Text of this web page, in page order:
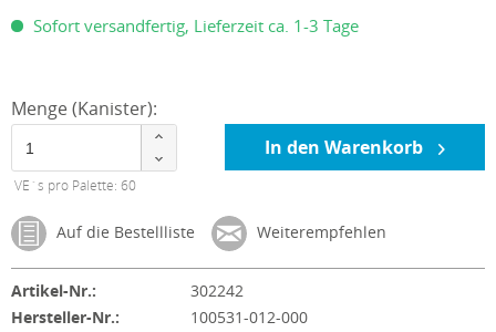
Sofort versandfertig, Lieferzeit ca. 1-3 Tage
Menge (Kanister):
VE´s pro Palette: 60
In den Warenkorb
Auf die Bestellliste Weiterempfehlen
Artikel-Nr.:
302242
Hersteller-Nr.:
100531-012-000